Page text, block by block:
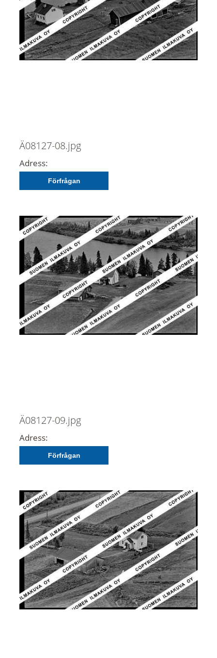
Ä08127-08.jpg
Adress:
Förfrågan
Ä08127-09.jpg
Adress:
Förfrågan